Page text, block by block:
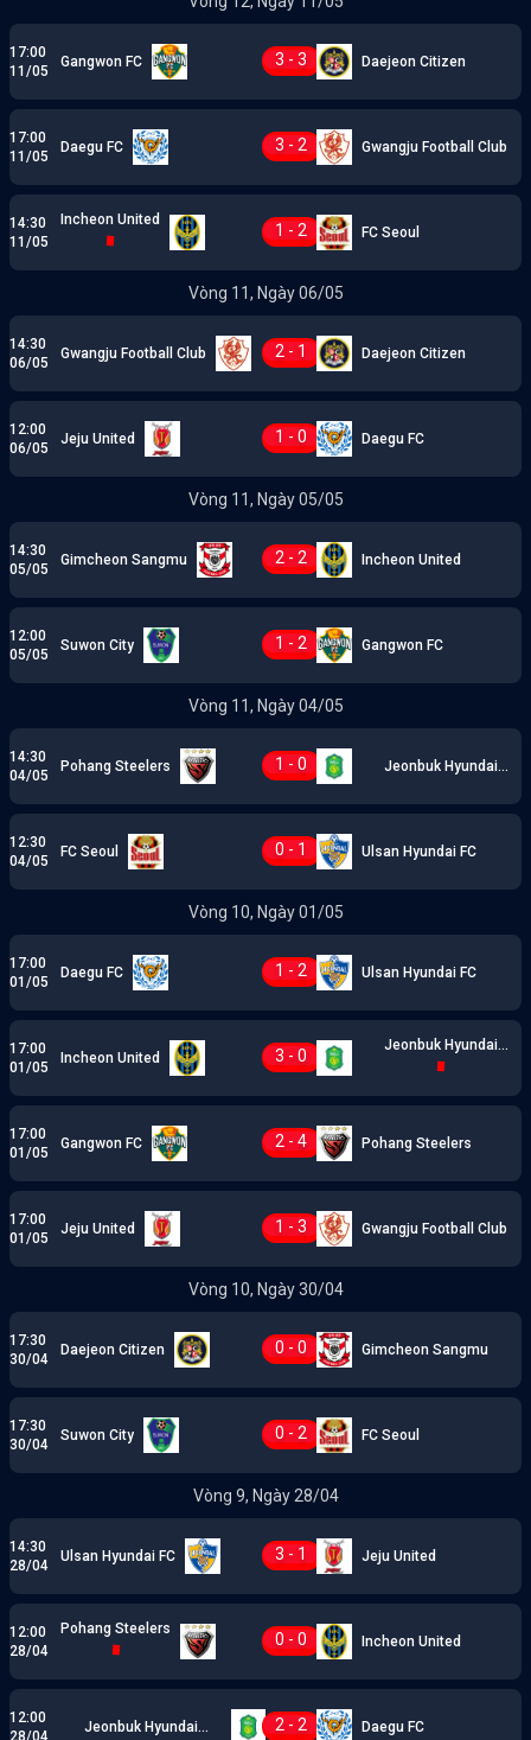
17:00
11/05
Gangwon FC 3 - 3 Daejeon Citizen
17:00
11/05
Daegu FC 3 - 2 Gwangju Football Club
14:30
11/05
Incheon United
1 - 2 FC Seoul
Vòng 11, Ngày 06/05
14:30
06/05
Gwangju Football Club 2 - 1 Daejeon Citizen
12:00
06/05
Jeju United 1 - 0 Daegu FC
Vòng 11, Ngày 05/05
14:30
05/05
Gimcheon Sangmu 2 - 2 Incheon United
12:00
05/05
Suwon City 1 - 2 Gangwon FC
Vòng 11, Ngày 04/05
14:30
04/05
Pohang Steelers 1 - 0
Jeonbuk Hyundai
12:30
04/05
FC Seoul 0 - 1 Ulsan Hyundai FC
Vòng 10, Ngày 01/05
17:00
01/05
Daegu FC 1 - 2 Ulsan Hyundai FC
17:00
01/05
Incheon United 3 - 0
Jeonbuk Hyundai
Motors
17:00
01/05
Gangwon FC 2 - 4 Pohang Steelers
17:00
01/05
Jeju United 1 - 3 Gwangju Football Club
Vòng 10, Ngày 30/04
17:30
30/04
Daejeon Citizen 0 - 0 Gimcheon Sangmu
17:30
30/04
Suwon City 0 - 2 FC Seoul
Vòng 9, Ngày 28/04
14:30
28/04
Ulsan Hyundai FC 3 - 1 Jeju United
12:00
28/04
Pohang Steelers
0 - 0 Incheon United
12:00
28/04
Jeonbuk Hyundai
2 - 2 Daegu FC